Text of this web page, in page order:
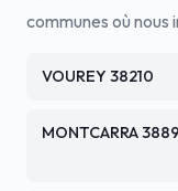
communes où
VOUREY 38210
MONTCARRA